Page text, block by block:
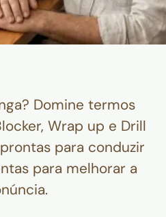
Domine termos
Wrap up e Drill
para conduzir
para melhorar a